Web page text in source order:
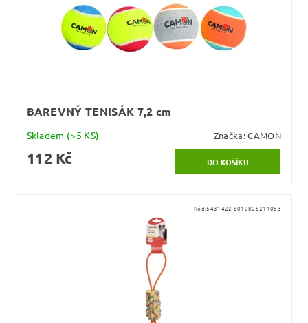
BAREVNÝ TENISÁK 7,2 cm
Skladem (>5 KS) Značka:CAMON
112 Kč
Kód:5431422-8019808211053